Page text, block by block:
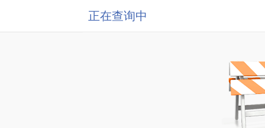
正在查询中